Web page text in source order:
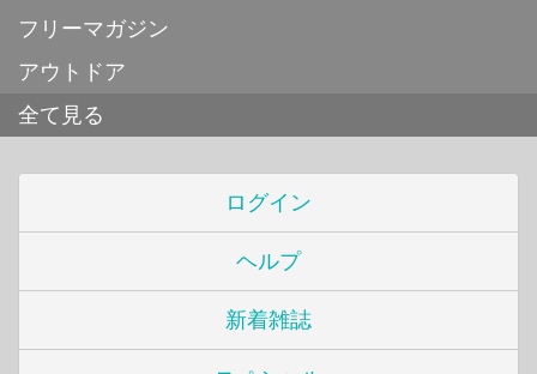
フリーマガジン
アウトドア
全て見る
ログイン
ヘルプ
新着雑誌